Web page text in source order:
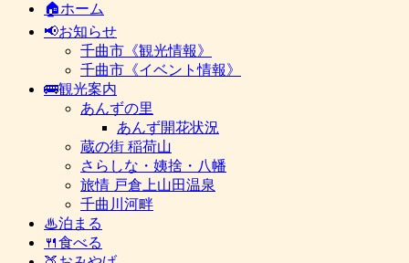
🏠ホーム
📢お知らせ
千曲市《観光情報》
千曲市《イベント情報》
🚌観光案内
あんずの里
あんず開花状況
蔵の街 稲荷山
さらしな・姨捨・八幡
旅情 戸倉上山田温泉
千曲川河畔
♨泊まる
🍴食べる